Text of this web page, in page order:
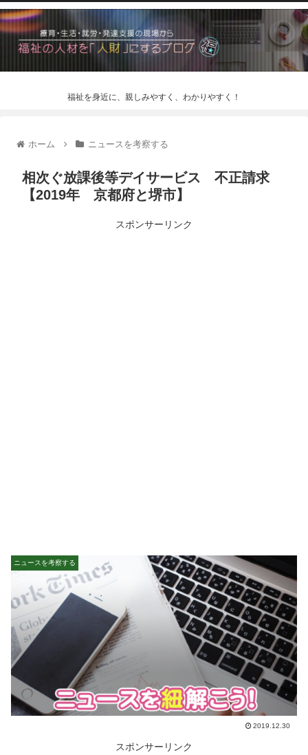
福祉を身近に、親しみやすく、わかりやすく！
ホーム ニュースを考察する
相次ぐ放課後等デイサービス 不正請求
【2019年 京都府と堺市】
スポンサーリンク
ニュースを考察する
2019.12.30
スポンサーリンク